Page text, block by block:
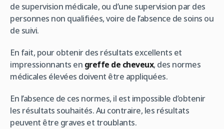
de supervision médicale, ou d’une supervision par des
personnes non qualifiées, voire de l’absence de soins ou
de suivi.
En fait, pour obtenir des résultats excellents et
impressionnants en greffe de cheveux, des normes
médicales élevées doivent être appliquées.
En l’absence de ces normes, il est impossible d’obtenir
les résultats souhaités. Au contraire, les résultats
peuvent être graves et troublants.